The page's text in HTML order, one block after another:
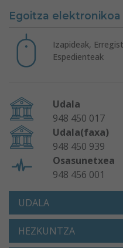
Egoitza elektronikoa
Izapideak,
Espedienteak
Udala
948 450 017
Udala(faxa)
948 450 939
Osasunetxea
948 456 001
UDALA
HEZKUNTZA